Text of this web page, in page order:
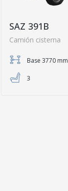
SAZ 391B
Camión cisterna
Base 3770 mm
3